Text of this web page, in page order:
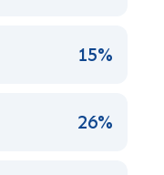
15%
26%